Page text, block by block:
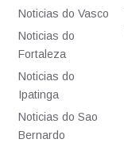
Noticias do Vasco
Noticias do
Fortaleza
Noticias do
Ipatinga
Noticias do Sao
Bernardo